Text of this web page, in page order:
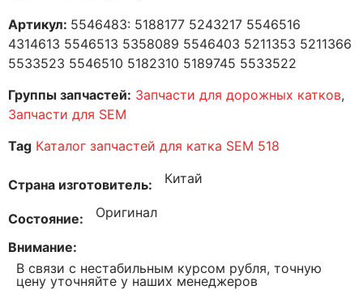
Артикул: 5546483: 5188177 5243217 5546516
4314613 5546513 5358089 5546403 5211353 5211366
5533523 5546510 5182310 5189745 5533522
Группы запчастей: Запчасти для дорожных катков,
Запчасти для SEM
Tag Каталог запчастей для катка SEM 518
Страна изготовитель Китай
Состояние Оригинал
Внимание
В связи с нестабильным курсом рубля, точную
цену уточняйте у наших менеджеров